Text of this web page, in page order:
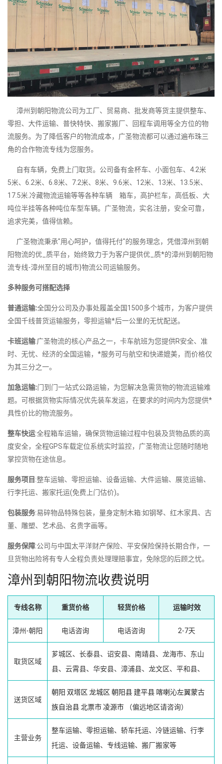
漳州到朝阳物流公司为工厂、贸易商、批发商等货主提供整车、
零担、大件运输、普快特快、搬家搬厂、回程车调用等全方位的物
流服务。为了降低客户的物流成本，广圣物流都可以通过遍布珠三
角的合作物流专线为您服务。
自有车辆，免费上门取货。公司备有金杯车、小面包车、4.2米
5米、6.2米、6.8米、7.2米、8米、9.6米、12米、13米、13.5米、
17.5米.冷藏物流运输等等各种车辆 箱车，高护栏车，高低板、大
吨位半挂等各种吨位车型车辆。广圣物流，实名注册，安全可靠，
追求完美，值得信赖。
广圣物流秉承"用心呵护，值得托付"的服务理念，凭借漳州到朝
阳物流的优_质平台，始终致力于为客户提供优_质*的漳州到朝阳物
流专线-漳州至目的城市}物流公司运输服务。
多种服务可搭配选择
普通运输:全国分公司及办事处履盖全国1500多个城市，为客户提供
全国千线普货运输服务，零担运输*后一公里的无忧配送。
卡班运输:广圣物流的核心产品之一，卡车航班为您提供R安全、准
时、无忧、经济的全国运输，*服务可与航空和快递媲美，而价格仅
为其三分之一。
加急运输:门到门一站式公路运输，为您解决急需货物的物流运输难
题。可根据货物实际情况优先装车发运，在要求的时间内为您提供*
具性价比的物流服务。
整车快运:全程箱车运输，确保货物运输过程中包装及货物品质的高
度安全，全程GPS车载定位系统实时监控，广圣物流让您随时随地
掌控货物在途信息。
服务项目 :整车运输、零担运输、设备运输、大件运输、展览运输、
行李托运、搬家托运(免费上门估价)。
包装服务:易碎物品特殊包装，量身定制木箱:如钢琴、红木家具、古
董、雕塑、艺术品、名贵字画等。
服务保障:公司与中国太平洋财产保险、平安保险保持长期合作，一
旦货物出险将有专人全程负责处理理赔事宜，免除您的后顾之忧。
漳州到朝阳物流收费说明
专线名称 重货价格 轻货价格 运输时效
漳州-朝阳 电话咨询 电话咨询 2-7天
取货区域
芗城区、长泰县、诏安县、南靖县、龙海市、东山
县、云霄县、华安县、漳浦县、龙文区、平和县、
送货区域
朝阳 双塔区 龙城区 朝阳县 建平县 喀喇沁左翼蒙古
族自治县北票市 凌源市 （偏远地区请咨询）
主营业务
整车运输、零担运输、轿车托运、冷链运输、行李
托运、设备运输、专线运输、搬厂搬家等